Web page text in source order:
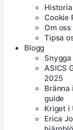
Historia
Cookie
Om oss
Tipsa
Blogg
ASICS
2025
Bränna
guide
Kriget i
Erica